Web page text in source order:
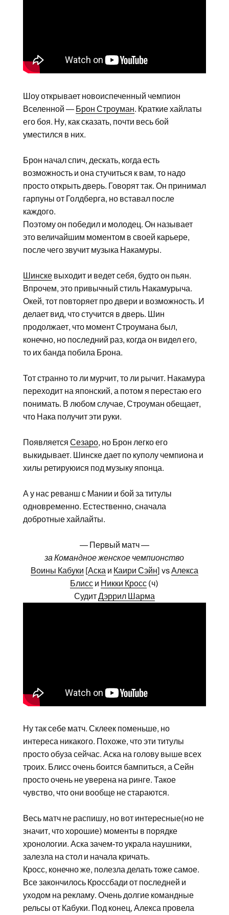
Шоу открывает новоиспеченный чемпион
Вселенной — Брон Строуман. Краткие хайлаты
его боя. Ну, как сказать, почти весь бой
уместился в них.
Брон начал спич, дескать, когда есть
возможность и она стучиться к вам, то надо
просто открыть дверь. Говорят так. Он принимал
гарпуны от Голдберга, но вставал после
каждого.
Поэтому он победил и молодец. Он называет
это величайшим моментом в своей карьере,
после чего звучит музыка Накамуры.
Шинскевыходит и ведет себя, будто он пьян.
Впрочем, это привычный стиль Накамурыча.
Окей, тот повторяет про двери и возможность. И
делает вид, что стучится в дверь. Шин
продолжает, что момент Строумана был,
конечно, но последний раз, когда он видел его,
то их банда побила Брона.
Тот странно то ли мурчит, то ли рычит. Накамура
переходит на японский, а потом я перестаю его
понимать. В любом случае, Строуман обещает,
что Нака получит эти руки.
Появляется Сезаро, но Брон легко его
выкидывает. Шинске дает по куполу чемпиона и
хилы ретируюися под музыку японца.
А у нас реванш с Мании и бой за титулы
одновременно. Естественно, сначала
добротные хайлайты.
— Первый матч —
за Командное женское чемпионство
Воины Кабуки [Аска и Каири Сэйн] vsАлекса
Блисс и Никки Кросс (ч)
СудитДэррил Шарма
Ну так себе матч. Склеек поменьше, но
интереса никакого. Похоже, что эти титулы
просто обуза сейчас. Аска на голову выше всех
троих. Блисс очень боится бампиться, а Сейн
просто очень не уверена на ринге. Такое
чувство, что они вообще не стараются.
Весь матч не распишу, но вот интересные(но не
значит, что хорошие) моменты в порядке
хронологии. Аска зачем-то украла наушники,
залезла на стол и начала кричать.
Кросс, конечно же, полезла делать тоже самое.
Все закончилось Кроссбади от последней и
уходом на рекламу. Очень долгие командные
рельсы от Кабуки. Под конец, Алекса провела